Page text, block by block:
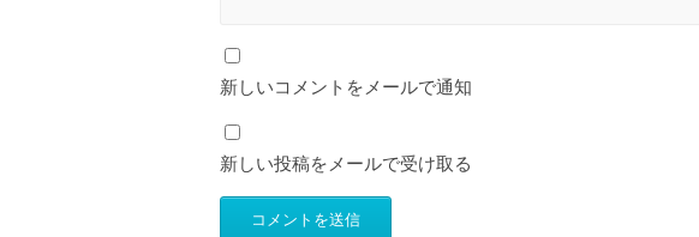
新しいコメントをメールで通知
新しい投稿をメールで受け取る